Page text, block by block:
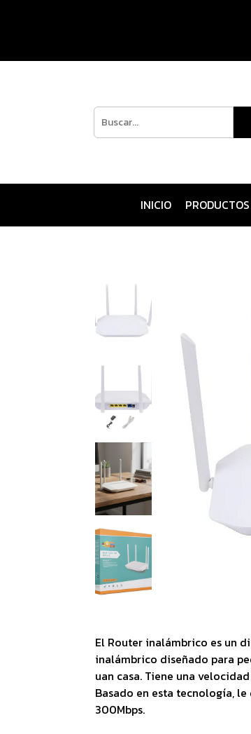
INICIO PRODUCTOS
El Router inalámbrico es un
inalámbrico diseñado para
uan casa. Tiene una
Basado en esta tecnología,
300Mbps.